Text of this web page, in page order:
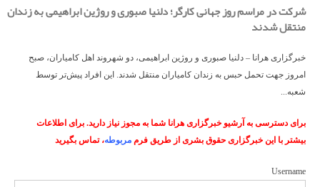
شرکت در مراسم روز جهانی کارگر؛ دلنیا صبوری و روژین ابراهیمی به زندان
منتقل شدند
خبرگزاری هرانا – دلنیا صبوری و روژین ابراهیمی، دو شهروند اهل کامیاران، صبح
امروز جهت تحمل حبس به زندان کامیاران منتقل شدند. این افراد پیش‌تر توسط
شعبه...
برای دسترسی به آرشیو خبرگزاری هرانا شما به مجوز نیاز دارید. برای اطلاعات
بیشتر با این خبرگزاری حقوق بشری از طریق فرم مربوطه، تماس بگیرید
Username